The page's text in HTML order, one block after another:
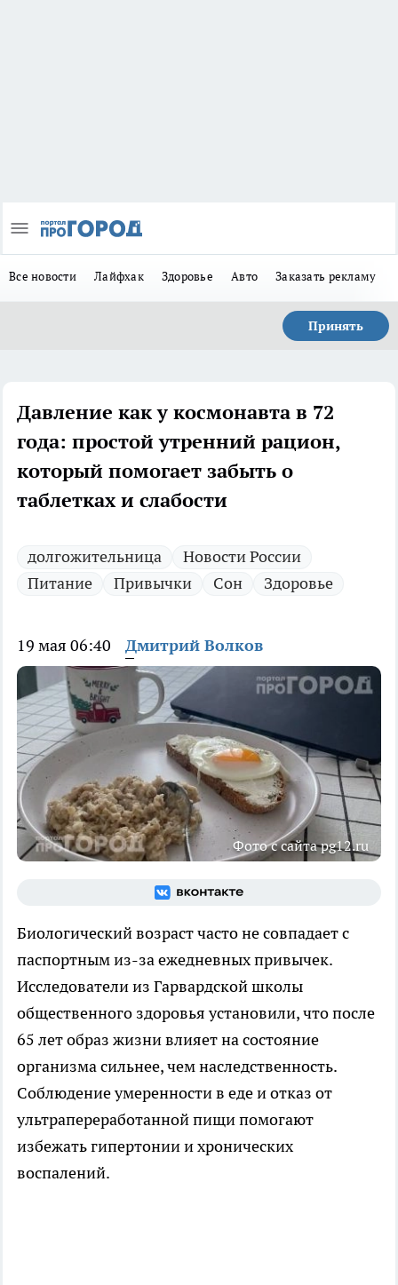
Все новости Лайфхак Здоровье Авто Заказать рекламу
Принять
Давление как у космонавта в 72
года: простой утренний рацион,
который помогает забыть о
таблетках и слабости
долгожительница
Новости России
Питание
Привычки Сон Здоровье
19 мая 06:40 Дмитрий Волков
Фото с сайта pg12.ru
Биологический возраст часто не совпадает с
паспортным из-за ежедневных привычек.
Исследователи из Гарвардской школы
общественного здоровья установили, что после
65 лет образ жизни влияет на состояние
организма сильнее, чем наследственность.
Соблюдение умеренности в еде и отказ от
ультрапереработанной пищи помогают
избежать гипертонии и хронических
воспалений.